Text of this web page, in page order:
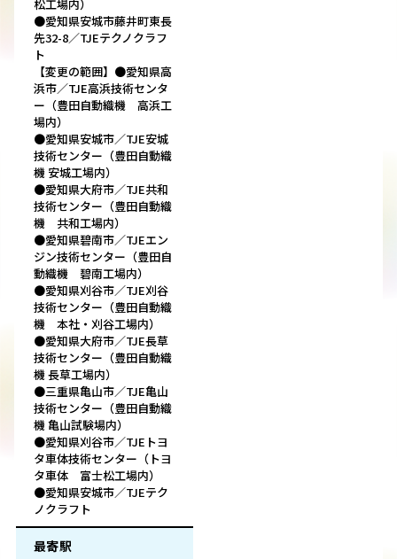
松工場内）
●愛知県安城市藤井町東長
先32-8／TJEテクノクラフ
ト
【変更の範囲】●愛知県高
浜市／TJE高浜技術センタ
ー（豊田自動織機 高浜工
場内）
●愛知県安城市／TJE安城
技術センター（豊田自動織
機 安城工場内）
●愛知県大府市／TJE共和
技術センター（豊田自動織
機 共和工場内）
●愛知県碧南市／TJEエン
ジン技術センター（豊田自
動織機 碧南工場内）
●愛知県刈谷市／TJE刈谷
技術センター（豊田自動織
機 本社・刈谷工場内）
●愛知県大府市／TJE長草
技術センター（豊田自動織
機 長草工場内）
●三重県亀山市／TJE亀山
技術センター（豊田自動織
機 亀山試験場内）
●愛知県刈谷市／TJEトヨ
タ車体技術センター（トヨ
タ車体 富士松工場内）
●愛知県安城市／TJEテク
ノクラフト
最寄駅